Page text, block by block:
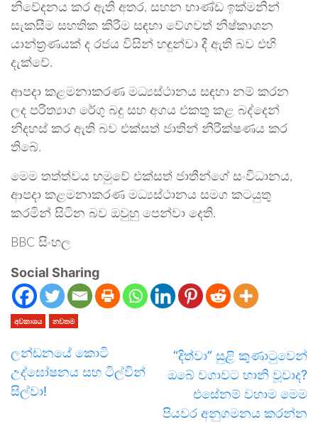
නිවේදනය කර ඇති අතර, සහන භාණ්ඩ ඉක්මනින්
සැකසීම සහතික කිරීම සඳහා වේගවත් නිෂ්කාශන
යාන්ත්‍රණයක් ද රජය විසින් හඳුන්වා දී ඇති බව එහි
දැක්වේ.
ආපදා කළමනාකරණ මධ්‍යස්ථානය සඳහා නම් කරන
ලද පරිත්‍යාග රේගු බදු සහ අගය එකතු කළ බද්දෙන්
නිදහස් කර ඇති බව එක්සත් ජාතින් නිරීක්ෂණය කර
තිබේ.
මෙම තත්ත්වය හමුවේ එක්සත් ජාතීන්ගේ සංවිධානය,
ආපදා කළමනාකරණ මධ්‍යස්ථානය සමග කටයුතු
කරමින් සිටින බව ඔවුහු පෙන්වා දෙති.
BBC සිංහල
Social Sharing
අවකාශය නවතම
ලන්ඩනයේ කොටි
උද්ඝෝෂනය සහ ටිල්වින්
සිල්වා!
“දිත්වා” සුළි කුණාටුවෙන්
ඔබේ වගාවට හානි වූවාද?
එසේනම් වහාම මෙම
පියවර අනුගමනය කරන්න